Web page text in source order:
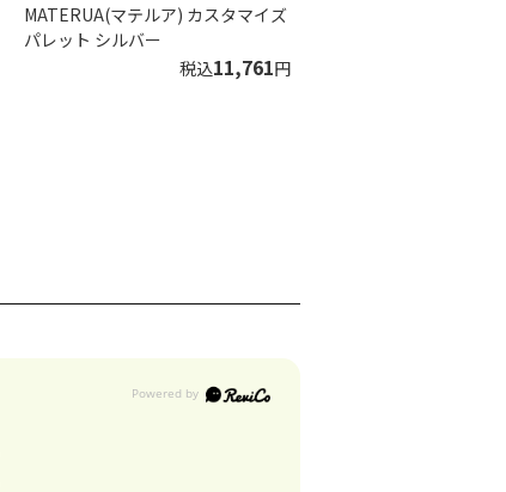
MATERUA(マテルア) カスタマイズ
パレット シルバー
税込11,761円